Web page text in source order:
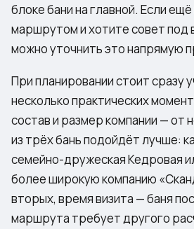
блокебани на главной. Если
маршрутом и хотите совет под
можно уточнить это напрямую
При планировании стоит сразу
несколько практических
состав и размер компании — от
из трёх бань подойдёт лучше:
семейно-дружеская Кедровая
более широкую компанию
вторых, время визита — баня
маршрута требует другого